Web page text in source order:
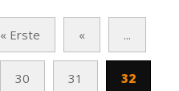
« Erste « ...
30 31 32